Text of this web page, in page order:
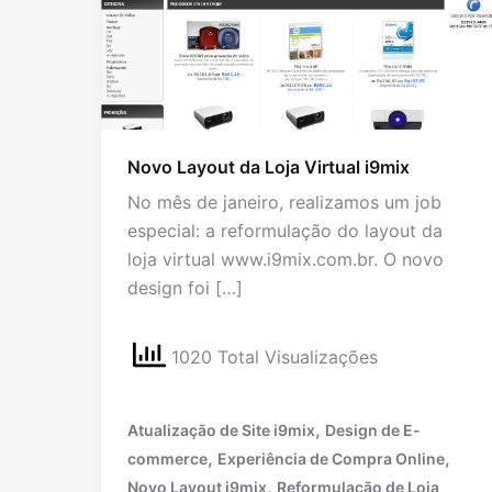
Novo Layout da Loja Virtual i9mix
No mês de janeiro, realizamos um job
especial: a reformulação do layout da
loja virtual www.i9mix.com.br. O novo
design foi […]
1020 Total Visualizações
Atualização de Site i9mix, Design de E-
commerce, Experiência de Compra Online,
Novo Layout i9mix, Reformulação de Loja